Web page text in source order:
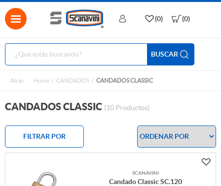
BUSCAR
(0) (0)
Atrás Home CANDADOS CANDADOS CLASSIC
CANDADOS CLASSIC (10 Productos)
FILTRAR POR
SCANAVINI
Candado Classic SC.120